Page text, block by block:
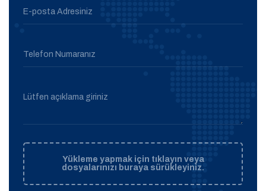
E-posta Adresiniz
Telefon Numaranız
Lütfen açıklama giriniz
Yükleme yapmak için tıklayın veya
dosyalarınızı buraya sürükleyiniz.